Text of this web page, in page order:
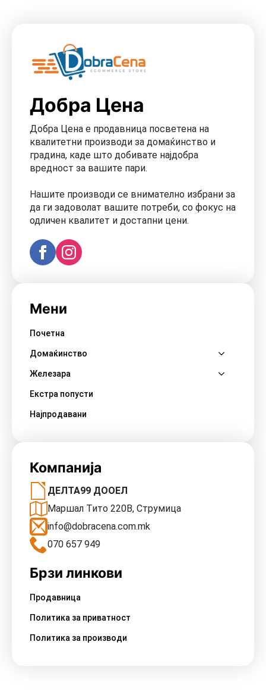
Добра Цена
Добра Цена е продавница посветена на
квалитетни производи за домаќинство и
градина, каде што добивате најдобра
вредност за вашите пари.
Нашите производи се внимателно избрани за
да ги задоволат вашите потреби, со фокус на
одличен квалитет и достапни цени.
Мени
Почетна
Домаќинство
Железара
Екстра попусти
Најпродавани
Компанија
ДЕЛТА99 ДООЕЛ
Маршал Тито 220В, Струмица
info@dobracena.com.mk
070 657 949
Брзи линкови
Продавница
Политика за приватност
Политика за производи